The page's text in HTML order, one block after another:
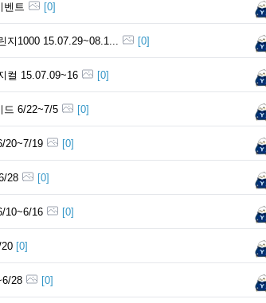
벤트 [0]
메인 김주리 대학내일 챌린지1000 15.07.29~08.1... [0]
컬 15.07.09~16 [0]
드 6/22~7/5 [0]
20~7/19 [0]
28 [0]
10~6/16 [0]
[0]
28 [0]